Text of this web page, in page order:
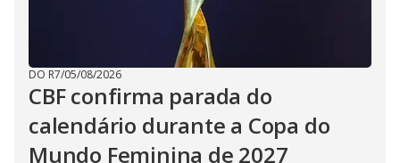
DO R7/05/08/2026
CBF confirma parada do
calendário durante a Copa do
Mundo Feminina de 2027